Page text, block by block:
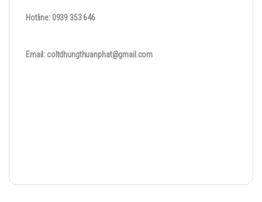
Hotline: 0939 353 646
Email: coltdhungthuanphat@gmail.com